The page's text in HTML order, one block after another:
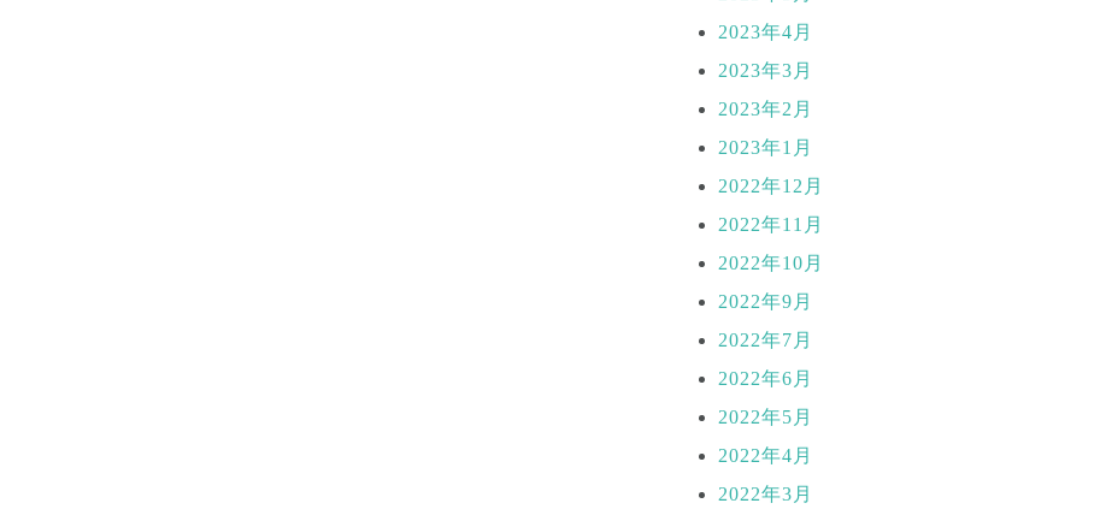
2023年4月
2023年3月
2023年2月
2023年1月
2022年12月
2022年11月
2022年10月
2022年9月
2022年7月
2022年6月
2022年5月
2022年4月
2022年3月